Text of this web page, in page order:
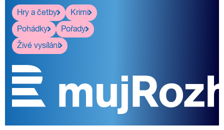
Hry a četby
Krimi
Pohádky
Pořady
Živé vysílání